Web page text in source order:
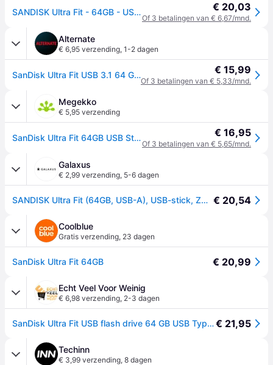
SANDISK Ultra Fit - 64GB - USB-stick € 20,03
Of 3 betalingen van € 6,67/mnd.
Alternate
€ 6,95 verzending, 1-2 dagen
SanDisk Ultra Fit USB 3.1 64 GB usb-stick € 15,99
Of 3 betalingen van € 5,33/mnd.
Megekko
€ 5,95 verzending
SanDisk Ultra Fit 64GB USB Stick € 16,95
Of 3 betalingen van € 5,65/mnd.
Galaxus
€ 2,99 verzending, 5-6 dagen
SANDISK Ultra Fit (64GB, USB-A), USB-stick, Zwart € 20,54
Coolblue
Gratis verzending, 23 dagen
SanDisk Ultra Fit 64GB € 20,99
Echt Veel Voor Weinig
€ 6,98 verzending, 2-3 dagen
SanDisk Ultra Fit USB flash drive 64 GB USB Type-A 3.2 Gen 1 (3.1 Gen 1) Zwart€ 21,95
Techinn
€ 3,99 verzending, 8 dagen